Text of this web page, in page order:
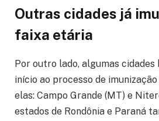
Outras cidades já
faixa etária
Por outro lado, algumas
início ao processo de
elas: Campo Grande (MT) e
estados de Rondônia e Paraná